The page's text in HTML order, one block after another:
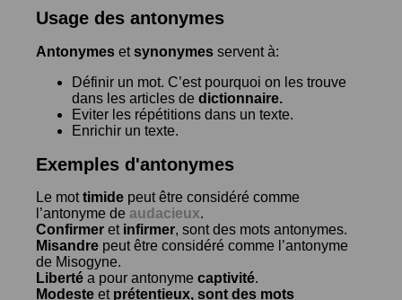
Usage des antonymes
Antonymes etsynonymes servent à:
Définir un mot. C’est pourquoi on les trouve
dans les articles de dictionnaire.
Eviter les répétitions dans un texte.
Enrichir un texte.
Exemples d'antonymes
Le mottimide peut être considéré comme
l’antonyme de audacieux.
Confirmer et infirmer, sont des mots antonymes.
Misandre peut être considéré comme l’antonyme
de Misogyne.
Liberté a pour antonyme captivité.
Modeste et prétentieux, sont des mots